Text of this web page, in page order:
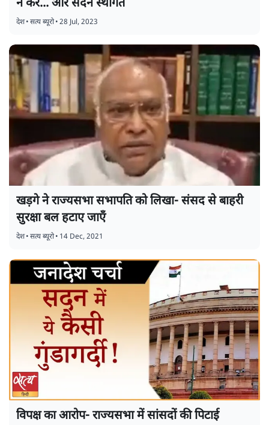
न करें... और सदन स्थगित
देश•सत्य ब्यूरो•28 Jul, 2023
खड़गे ने राज्यसभा सभापति को लिखा- संसद से बाहरी
सुरक्षा बल हटाए जाएँ
देश•सत्य ब्यूरो• 14 Dec, 2021
विपक्ष का आरोप- राज्यसभा में सांसदों की पिटाई